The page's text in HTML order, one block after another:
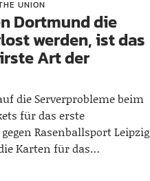
UNION
Dortmund die
werden, ist das
Art der
die Serverprobleme beim
für das erste
Rasenballsport Leipzig
Karten für das…